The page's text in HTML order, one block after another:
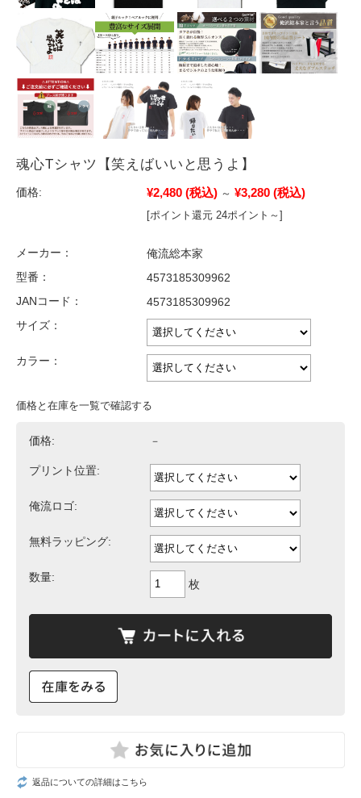
魂心Tシャツ【笑えばいいと思うよ】
価格: ¥2,480 (税込) ～ ¥3,280 (税込)
[ポイント還元 24ポイント～]
メーカー：
俺流総本家
型番：
4573185309962
JANコード：
4573185309962
サイズ：
カラー：
価格と在庫を一覧で確認する
価格: －
プリント位置:
俺流ロゴ:
無料ラッピング:
数量:
枚
返品についての詳細はこちら